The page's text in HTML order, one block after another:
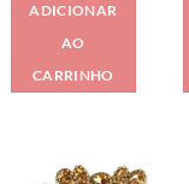
ADICIONAR
AO
CARRINHO